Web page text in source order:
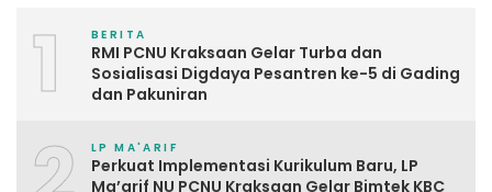
1 BERITA
RMI PCNU Kraksaan Gelar Turba dan
Sosialisasi Digdaya Pesantren ke-5 di Gading
dan Pakuniran
LP MA'ARIF
Perkuat Implementasi Kurikulum Baru, LP
Ma’arif NU PCNU Kraksaan Gelar Bimtek KBC